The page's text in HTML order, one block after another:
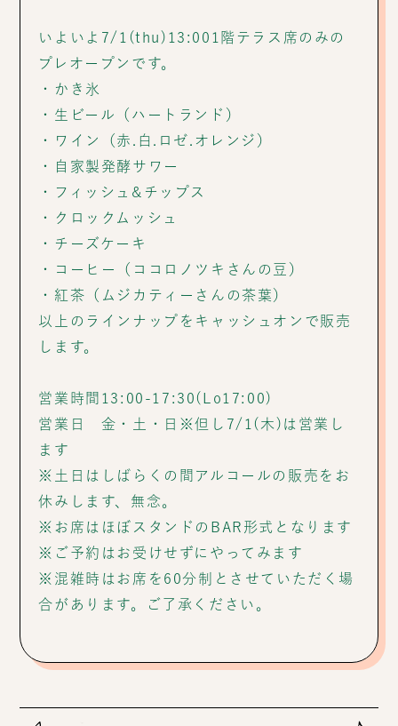
いよいよ7/1(thu)13:001階テラス席のみの
プレオープンです。
・かき氷
・生ビール（ハートランド）
・ワイン（赤.白.ロゼ.オレンジ）
・自家製発酵サワー
・フィッシュ&チップス
・クロックムッシュ
・チーズケーキ
・コーヒー（ココロノツキさんの豆）
・紅茶（ムジカティーさんの茶葉）
以上のラインナップをキャッシュオンで販売
します。
営業時間13:00-17:30(Lo17:00)
営業日 金・土・日※但し7/1(木)は営業し
ます
※土日はしばらくの間アルコールの販売をお
休みします、無念。
※お席はほぼスタンドのBAR形式となります
※ご予約はお受けせずにやってみます
※混雑時はお席を60分制とさせていただく場
合があります。ご了承ください。